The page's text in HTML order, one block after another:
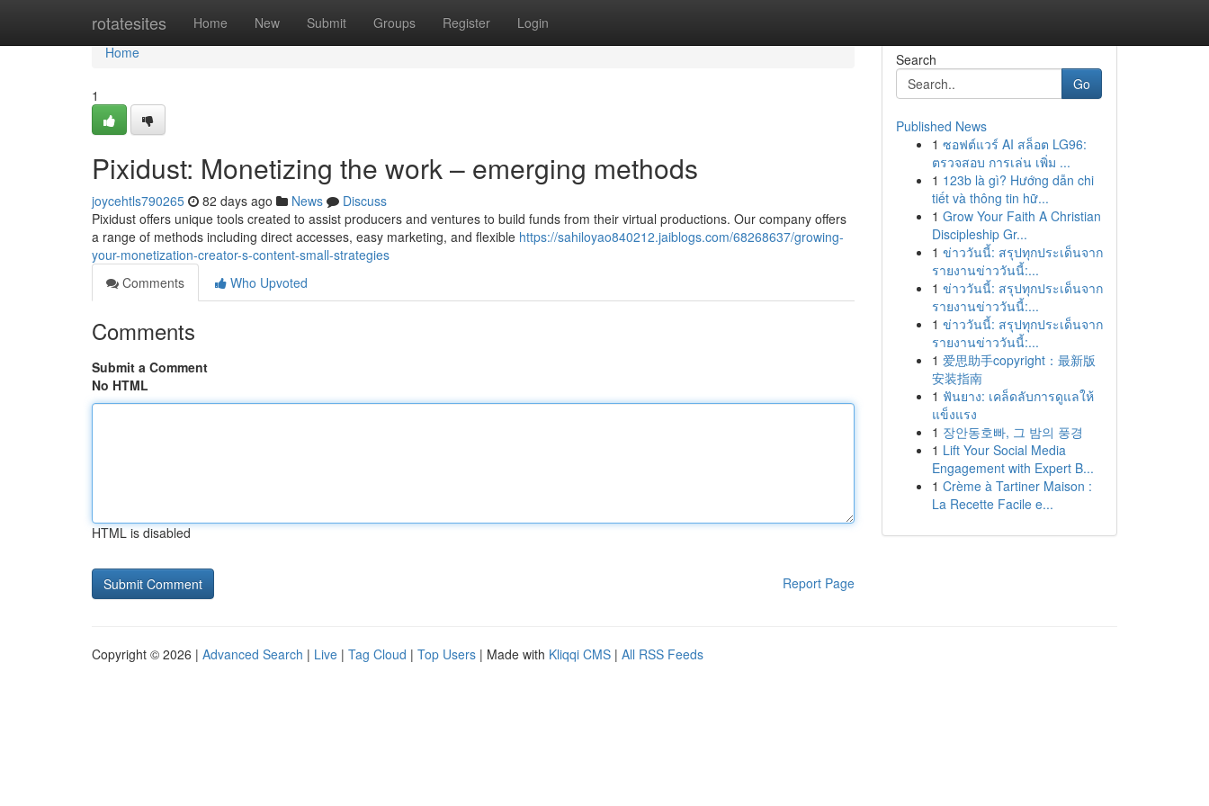
rotatesites Home New Submit Groups Register Login
Home
Home
1
Pixidust: Monetizing the work – emerging methods
joycehtls790265 82 days ago News
Discuss
Pixidust offers unique tools created to assist producers and ventures to build funds from their virtual productions. Our company offers
a range of methods including direct accesses, easy marketing, and flexible https://sahiloyao840212.jaiblogs.com/68268637/growing-
your-monetization-creator-s-content-small-strategies
Comments
Who Upvoted
Comments
Submit a Comment
No HTML
HTML is disabled
Report Page
Search
Go
Published News
1 ซอฟต์แวร์ AI สล็อต LG96:
ตรวจสอบ การเล่น เพิ่ม ...
1 123b là gì? Hướng dẫn chi
tiết và thông tin hữ...
1 Grow Your Faith A Christian
Discipleship Gr...
1 ข่าววันนี้: สรุปทุกประเด็นจาก
รายงานข่าววันนี้:...
1 ข่าววันนี้: สรุปทุกประเด็นจาก
รายงานข่าววันนี้:...
1 ข่าววันนี้: สรุปทุกประเด็นจาก
รายงานข่าววันนี้:...
1 爱思助手copyright：最新版
安装指南
1 ฟันยาง: เคล็ดลับการดูแลให้
แข็งแรง
1 장안동호빠, 그 밤의 풍경
1 Lift Your Social Media
Engagement with Expert B...
1 Crème à Tartiner Maison :
La Recette Facile e...
Copyright © 2026 | Advanced Search | Live | Tag Cloud | Top Users | Made with Kliqqi CMS | All RSS Feeds